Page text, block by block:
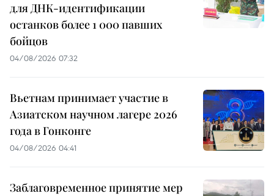
для ДНК-идентификации
останков более 1 000 павших
бойцов
04/08/2026 07:32
Вьетнам принимает участие в
Азиатском научном лагере 2026
года в Гонконге
04/08/2026 04:41
Заблаговременное принятие мер